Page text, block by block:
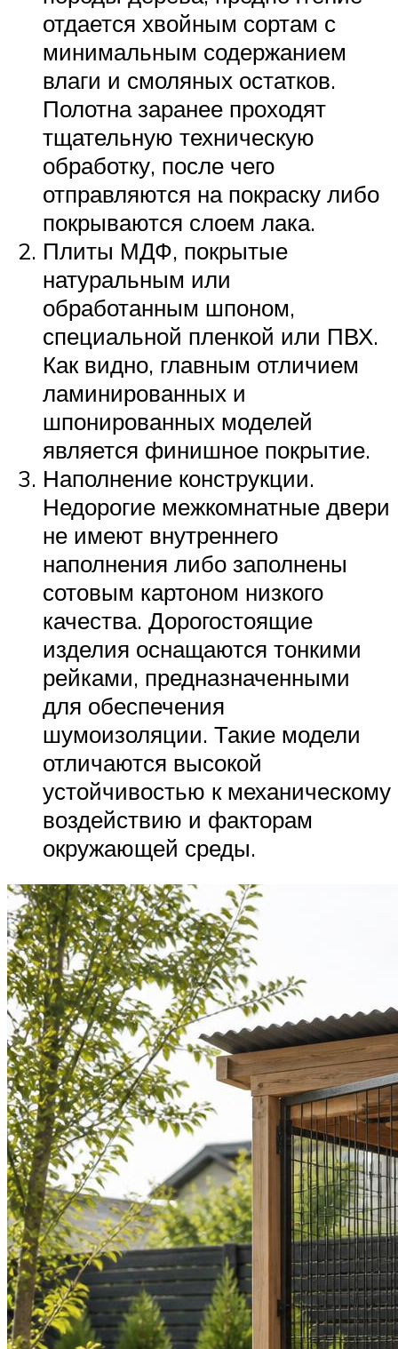
отдается хвойным сортам с
минимальным содержанием
влаги и смоляных остатков.
Полотна заранее проходят
тщательную техническую
обработку, после чего
отправляются на покраску либо
покрываются слоем лака.
Плиты МДФ, покрытые
натуральным или
обработанным шпоном,
специальной пленкой или ПВХ.
Как видно, главным отличием
ламинированных и
шпонированных моделей
является финишное покрытие.
Наполнение конструкции.
Недорогие межкомнатные двери
не имеют внутреннего
наполнения либо заполнены
сотовым картоном низкого
качества. Дорогостоящие
изделия оснащаются тонкими
рейками, предназначенными
для обеспечения
шумоизоляции. Такие модели
отличаются высокой
устойчивостью к механическому
воздействию и факторам
окружающей среды.